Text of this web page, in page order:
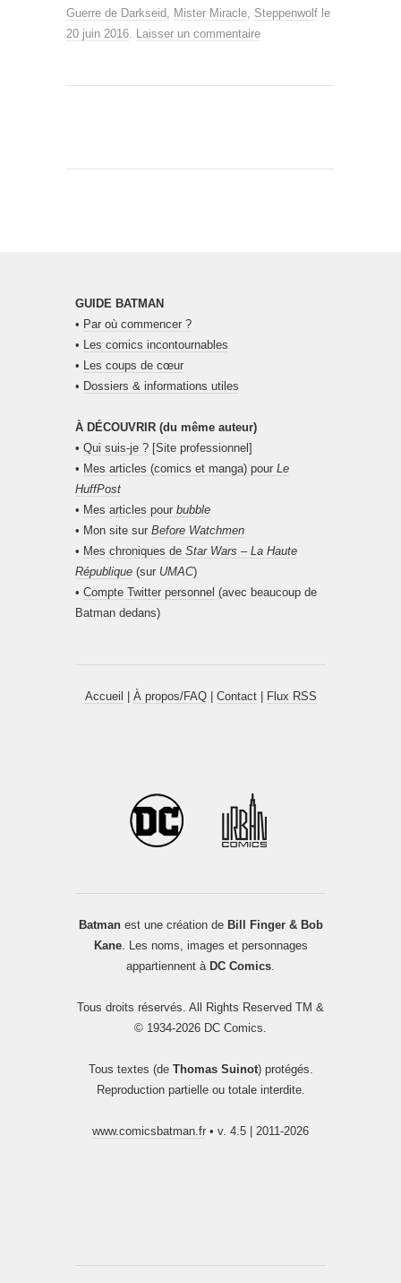
Guerre de Darkseid
Mister Miracle Steppenwolf le
20 juin 2016
Laisser un commentaire
GUIDE BATMAN
• Par où commencer ?
•
Les comics incontournables
•
Les coups de cœur
• Dossiers & informations utiles
À DÉCOUVRIR (du même auteur)
• Qui suis-je ? [Site professionnel]
• Mes articles (comics et manga) pour Le
HuffPost
• Mes articles pour bubble
• Mon site sur Before Watchmen
• Mes chroniques de Star Wars – La Haute
République (sur UMAC)
• Compte Twitter personnel (avec beaucoup de
Batman dedans)
Accueil À propos/FAQ| Contact| Flux RSS
Batmanest une création de Bill Finger & Bob
Kane. Les noms, images et personnages
appartiennent à DC Comics
Tous droits réservés. All Rights Reserved TM &
© 1934-2026 DC Comics.
Tous textes (de Thomas Suinot) protégés.
Reproduction partielle ou totale interdite.
www.comicsbatman.fr • v. 4.5 | 2011-2026